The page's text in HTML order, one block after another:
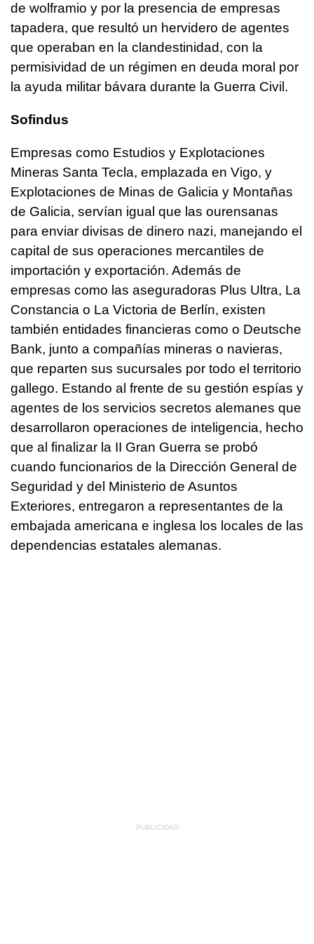
de wolframio y por la presencia de empresas
tapadera, que resultó un hervidero de agentes
que operaban en la clandestinidad, con la
permisividad de un régimen en deuda moral por
la ayuda militar bávara durante la Guerra Civil.
Sofindus
Empresas como Estudios y Explotaciones
Mineras Santa Tecla, emplazada en Vigo, y
Explotaciones de Minas de Galicia y Montañas
de Galicia, servían igual que las ourensanas
para enviar divisas de dinero nazi, manejando el
capital de sus operaciones mercantiles de
importación y exportación. Además de
empresas como las aseguradoras Plus Ultra, La
Constancia o La Victoria de Berlín, existen
también entidades financieras como o Deutsche
Bank, junto a compañías mineras o navieras,
que reparten sus sucursales por todo el territorio
gallego. Estando al frente de su gestión espías y
agentes de los servicios secretos alemanes que
desarrollaron operaciones de inteligencia, hecho
que al finalizar la II Gran Guerra se probó
cuando funcionarios de la Dirección General de
Seguridad y del Ministerio de Asuntos
Exteriores, entregaron a representantes de la
embajada americana e inglesa los locales de las
dependencias estatales alemanas.